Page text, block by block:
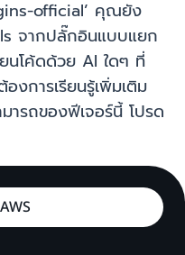
official’ คุณยัง
จากปลั๊กอินแบบแยก
นโค้ดด้วย AI ใดๆ ที่
การเรียนรู้เพิ่มเติม
ารถของฟีเจอร์นี้ โปรด